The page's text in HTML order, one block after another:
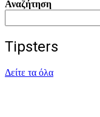
Αναζήτηση
Tipsters
Δείτε τα όλα